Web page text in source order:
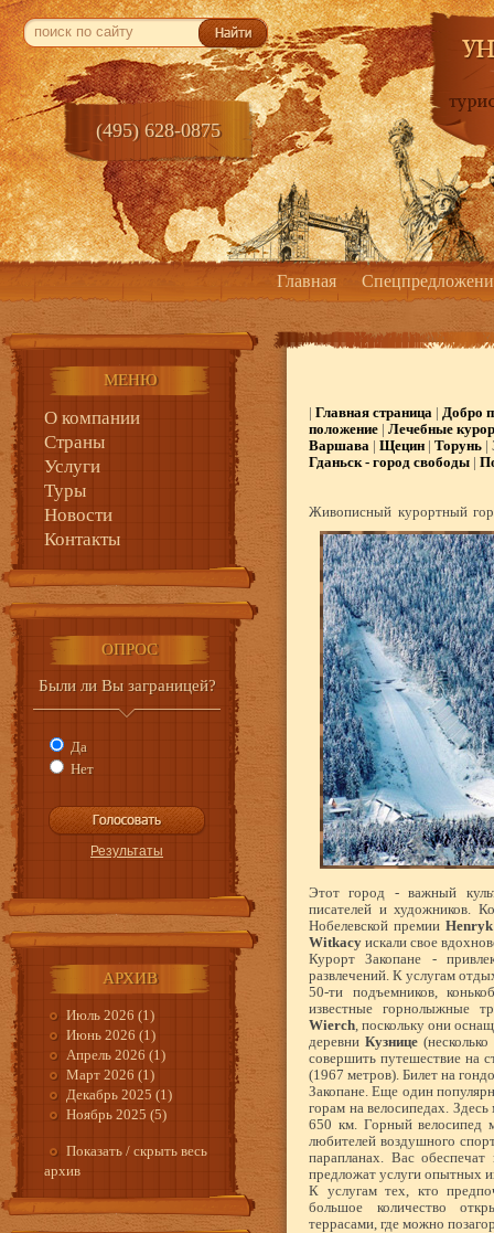
(495) 628-0875
Главная
МЕНЮ
О компании
Страны
Услуги
Туры
Новости
Контакты
ОПРОС
Были ли Вы заграницей?
Да
Нет
АРХИВ
Июль 2026 (1)
Июнь 2026 (1)
Апрель 2026 (1)
Март 2026 (1)
Декабрь 2025 (1)
Ноябрь 2025 (5)
Показать / скрыть весь
архив
| Главная страница | Добро
положение | Лечебные
Варшава | Щецин | Торунь |
Гданьск - город свободы |
Живописный курортный
Этот город - важный
писателей и художников.
Нобелевской премии
Witkacy искали свое
Курорт Закопане -
развлечений. К услугам
50-ти подъемников,
известные горнолыжные
Wierch, поскольку они
деревни Кузнице
совершить путешествие на
(1967 метров). Билет на
Закопане. Еще один
горам на велосипедах.
650 км. Горный велосипед
любителей воздушного
парапланах. Вас
предложат услуги опытных
К услугам тех, кто
большое количество
террасами, где можно